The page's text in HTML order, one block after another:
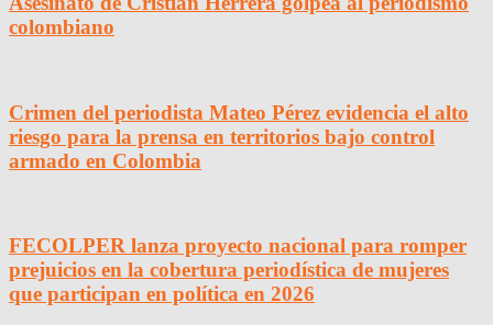
colombiano
Crimen del periodista Mateo Pérez evidencia el alto
riesgo para la prensa en territorios bajo control
armado en Colombia
FECOLPER lanza proyecto nacional para romper
prejuicios en la cobertura periodística de mujeres
que participan en política en 2026